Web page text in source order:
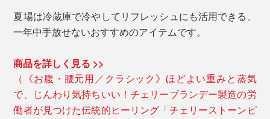
夏場は冷蔵庫で冷やしてリフレッシュにも活用できる、
一年中手放せないおすすめのアイテムです。
商品を詳しく見る >>
（《お腹・腰元用／クラシック》ほどよい重みと蒸気
で、じんわり気持ちいい！チェリーブランデー製造の労
働者が見つけた伝統的ヒーリング「チェリーストーンピ